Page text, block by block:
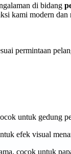
di bidang
kami modern
permintaan
untuk gedung
efek visual
cocok untuk